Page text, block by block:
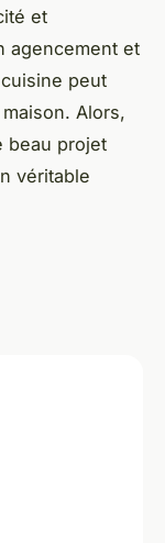
et
agencement et
peut
Alors,
beau projet
véritable